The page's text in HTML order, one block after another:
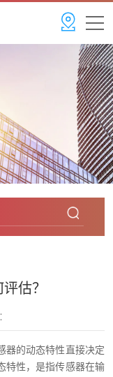
估？
器的动态特性直接决定
特性，是指传感器在输